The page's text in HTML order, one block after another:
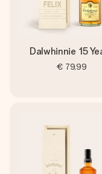
Dalwhinnie 15
€ 79,99